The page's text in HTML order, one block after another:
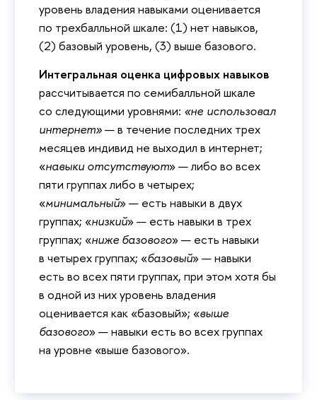
уровень владения навыками оценивается
по трехбалльной шкале: (1) нет навыков,
(2) базовый уровень, (3) выше базового.
Интегральная оценка цифровых навыков
рассчитывается по семибалльной шкале
со следующими уровнями: «не использовал
интернет»— в течение последних трех
месяцев индивид не выходил в интернет;
«навыки отсутствуют» — либо во всех
пяти группах либо в четырех;
«минимальный» — есть навыки в двух
группах; «низкий» — есть навыки в трех
группах; «ниже базового» — есть навыки
в четырех группах; «базовый» — навыки
есть во всех пяти группах, при этом хотя бы
в одной из них уровень владения
оценивается как «базовый»; «выше
базового» — навыки есть во всех группах
на уровне «выше базового».